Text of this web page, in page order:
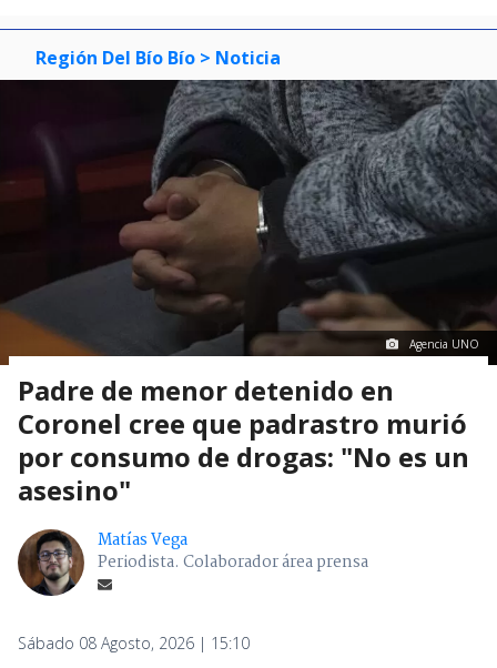
Región Del Bío Bío > Noticia
Agencia UNO
Padre de menor detenido en
Coronel cree que padrastro murió
por consumo de drogas: "No es un
asesino"
Matías Vega
Periodista. Colaborador área prensa
Sábado 08 Agosto, 2026 | 15:10